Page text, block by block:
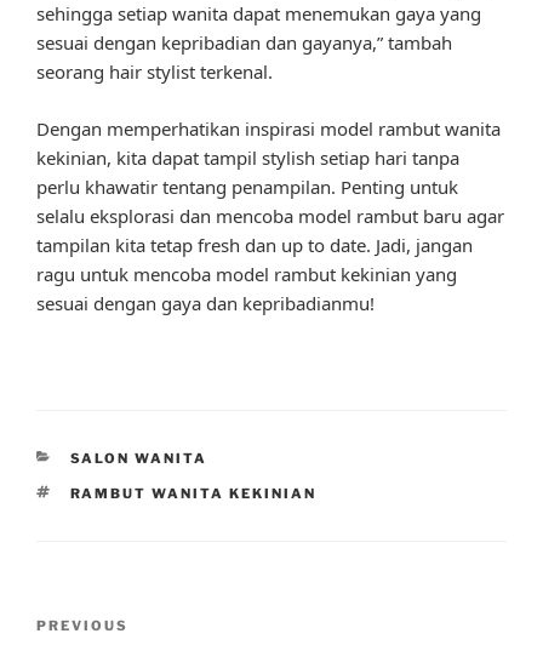
sehingga setiap wanita dapat menemukan gaya yang
sesuai dengan kepribadian dan gayanya,” tambah
seorang hair stylist terkenal.
Dengan memperhatikan inspirasi model rambut wanita
kekinian, kita dapat tampil stylish setiap hari tanpa
perlu khawatir tentang penampilan. Penting untuk
selalu eksplorasi dan mencoba model rambut baru agar
tampilan kita tetap fresh dan up to date. Jadi, jangan
ragu untuk mencoba model rambut kekinian yang
sesuai dengan gaya dan kepribadianmu!
CATEGORIES
SALON WANITA
TAGS
RAMBUT WANITA KEKINIAN
Previous
PREVIOUS